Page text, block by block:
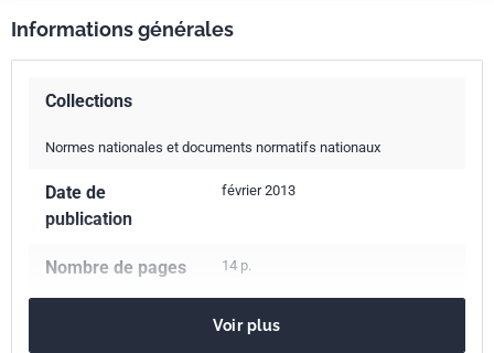
Informations générales
Collections
Normes nationales et documents normatifs nationaux
Date de
publication
février 2013
Nombre de pages 14 p.
Voir plus